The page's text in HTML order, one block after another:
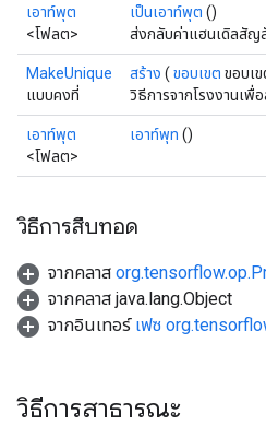
เอาท์พุต
<โฟลต>
เป็นเอาท์พุต ()
ส่งกลับค่าแฮนเดิลสัญ
MakeUnique
แบบคงที่
สร้าง ( ขอบเขต ขอบเ
วิธีการจากโรงงานเพื่
เอาท์พุต
<โฟลต>
เอาท์พุท ()
วิธีการสืบทอด
จากคลาส
จากคลาส java.lang.Object
จากอินเทอร์ เฟซ
วิธีการสาธารณะ